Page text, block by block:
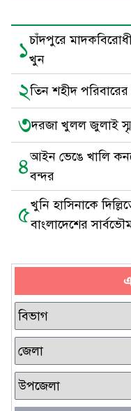
১চাঁদপুরে
খুন
২তিন শহীদ
৩দরজা খুলল জুলাই
৪আইন ভেঙে খালি
বন্দর
৫খুনি হাসিনাকে
বাংলাদেশের